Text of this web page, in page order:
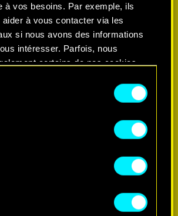
à vos besoins. Par exemple, ils
aider à vous contacter via les
si nous avons des informations
intéresser. Parfois, nous
certains de nos cookies
appliqués qu'avec votre
tous les détails sur notre
le menu "Paramètres" ci-